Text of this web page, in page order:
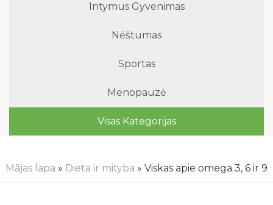
Intymus Gyvenimas
Nėštumas
Sportas
Menopauzė
Visas Kategorijas
Mājas lapa » Dieta ir mityba » Viskas apie omega 3, 6 ir 9